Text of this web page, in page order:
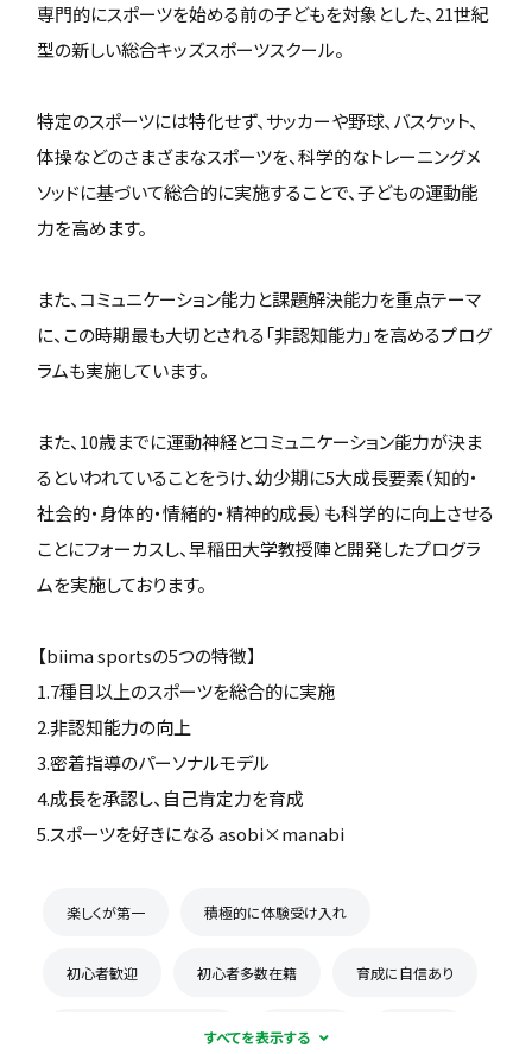
専門的にスポーツを始める前の子どもを対象とした、21世紀
型の新しい総合キッズスポーツスクール。
特定のスポーツには特化せず、サッカーや野球、バスケット、
体操などのさまざまなスポーツを、科学的なトレーニングメ
ソッドに基づいて総合的に実施することで、子どもの運動能
力を高めます。
また、コミュニケーション能力と課題解決能力を重点テーマ
に、この時期最も大切とされる「非認知能力」を高めるプログ
ラムも実施しています。
また、10歳までに運動神経とコミュニケーション能力が決ま
るといわれていることをうけ、幼少期に5大成長要素（知的・
社会的・身体的・情緒的・精神的成長）も科学的に向上させる
ことにフォーカスし、早稲田大学教授陣と開発したプログラ
ムを実施しております。
【biima sportsの5つの特徴】
1.7種目以上のスポーツを総合的に実施
2.非認知能力の向上
3.密着指導のパーソナルモデル
4.成長を承認し、自己肯定力を育成
5.スポーツを好きになる asobi×manabi
楽しくが第一 積極的に体験受け入れ
初心者歓迎 初心者多数在籍 育成に自信あり
コーチとの距離感が近い 少数精鋭